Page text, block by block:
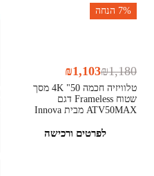
7% הנחה
טלוויזיה חכמה 50" 4K מסך
שטוח Frameless דגם
ATV50MAX מבית Innova
₪1,180
₪1,103
לפרטים ורכישה